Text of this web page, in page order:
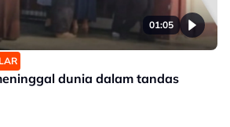
01:05
dunia dalam tandas